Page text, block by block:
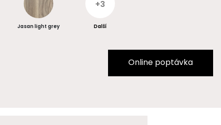
Jasan light grey
+3
Další
Online poptávka